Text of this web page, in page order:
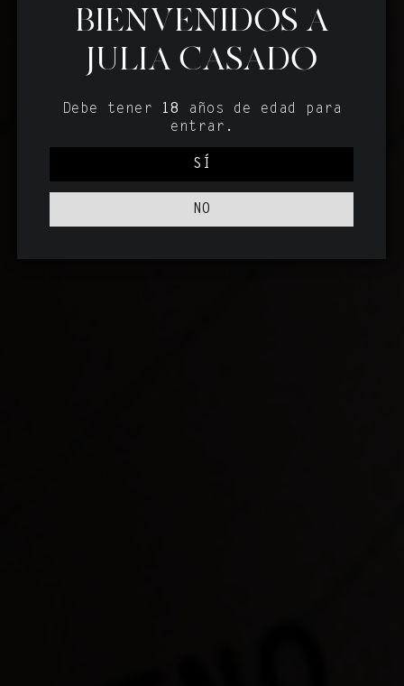
BIENVENIDOS A
JULIA CASADO
Debe tener 18
años de edad para
entrar.
SÍ
NO